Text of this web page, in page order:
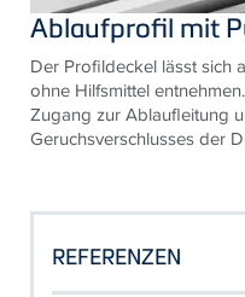
Ablaufprofil mit
Der Profildeckel lässt sich
ohne Hilfsmittel
Zugang zur Ablaufleitung
Geruchsverschlusses der
REFERENZEN